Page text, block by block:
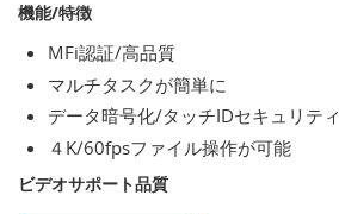
機能/特徴
MFi認証/高品質
マルチタスクが簡単に
データ暗号化/タッチIDセキュリティ
４K/60fpsファイル操作が可能
ビデオサポート品質